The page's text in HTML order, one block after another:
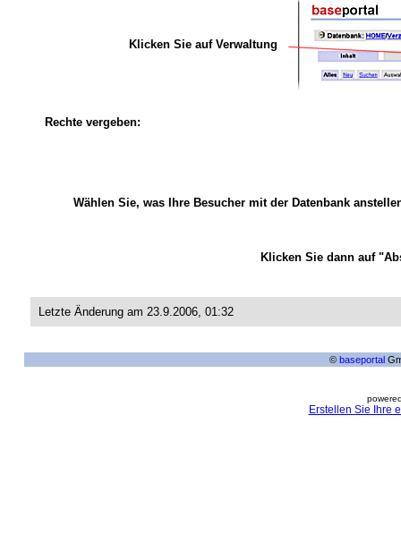
Klicken Sie auf Verwaltung
Rechte vergeben:
Wählen Sie, was Ihre Besucher mit der Datenbank
Klicken Sie dann auf
Letzte Änderung am 23.9.2006, 01:32
© baseportal
Erstellen Sie Ihre